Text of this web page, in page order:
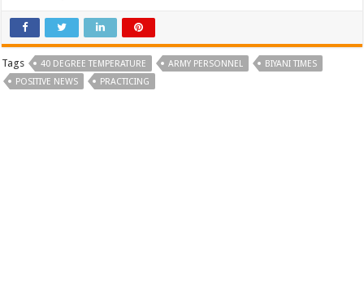
Tags 40 DEGREE TEMPERATURE ARMY PERSONNEL
BIYANI TIMES
POSITIVE NEWS
PRACTICING